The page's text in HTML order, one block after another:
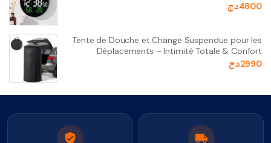
4800د.ج
Tente de Douche et Change Suspendue pour les
Déplacements – Intimité Totale & Confort
2990د.ج